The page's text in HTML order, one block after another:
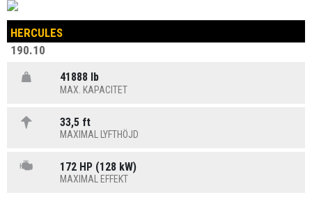
HERCULES
190.10
41888 lb
MAX. KAPACITET
33,5 ft
MAXIMAL LYFTHÖJD
172 HP (128 kW)
MAXIMAL EFFEKT